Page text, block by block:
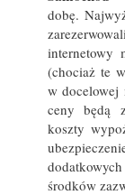
dobę.
internetowy
(chociaż te
w docelowej
ceny będą
koszty
środków